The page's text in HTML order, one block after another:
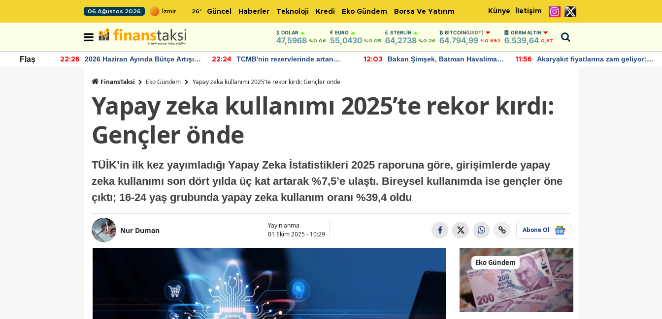
06 Ağustos 2026 26° Güncel Haberler Teknoloji Kredi Eko Gündem Borsa Ve Yatırım Künye İletişim
DOLAR
47,5968 %0.06
EURO
55,0430 %0.05
STERLIN
64,2738 %0.26
BITCOIN(USDT)
64.794,99 %0.692
GRAM ALTIN
6.539,64 0,67
Flaş
22:26
2026 Haziran Ayında Bütçe Artışı
22:24
TCMB'nin rezervlerinde artan
12:03
Bakan Şimşek, Batman Havalimanı
11:56
Akaryakıt fiyatlarına zam geliyor:
22:37
FinansTaksi Eko Gündem Yapay zeka kullanımı 2025’te rekor kırdı: Gençler önde
Yapay zeka kullanımı 2025’te rekor kırdı:
Gençler önde
TÜİK’in ilk kez yayımladığı Yapay Zeka İstatistikleri 2025 raporuna göre, girişimlerde yapay
zeka kullanımı son dört yılda üç kat artarak %7,5’e ulaştı. Bireysel kullanımda ise gençler öne
çıktı; 16-24 yaş grubunda yapay zeka kullanım oranı %39,4 oldu
Nur Duman
Yayınlanma
01 Ekim 2025 - 10:29
Abone Ol
Eko Gündem